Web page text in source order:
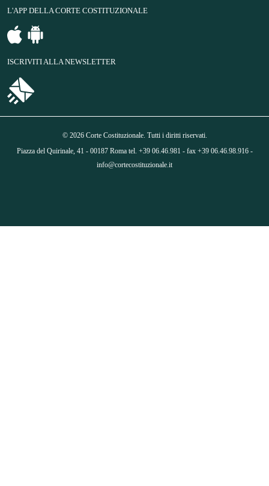
L'APP DELLA CORTE COSTITUZIONALE
ISCRIVITI ALLA NEWSLETTER
© 2026 Corte Costituzionale. Tutti i diritti riservati.
Piazza del Quirinale, 41 - 00187 Roma tel. +39 06.46.981 - fax +39 06.46.98.916 -
info@cortecostituzionale.it